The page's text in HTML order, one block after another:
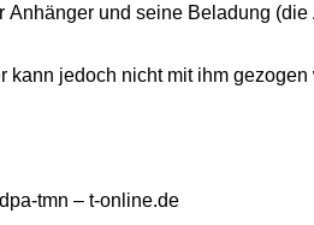
und seine Beladung
jedoch nicht mit ihm
tmn – t-online.de